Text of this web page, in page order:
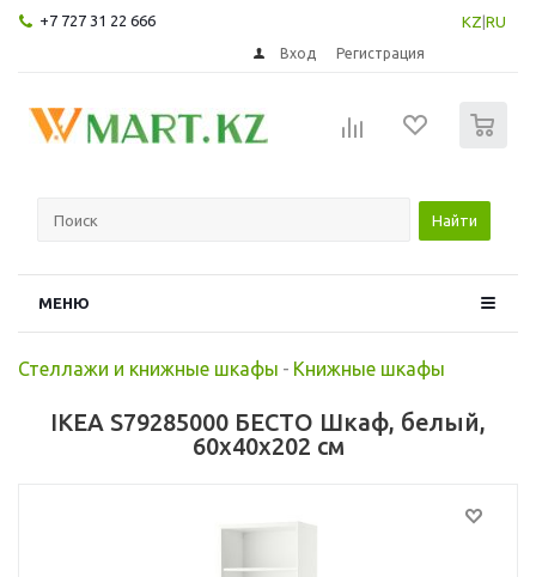
+7 727 31 22 666 KZ RU
Вход Регистрация
Найти
МЕНЮ
Стеллажи и книжные шкафы - Книжные шкафы
IKEA S79285000 БЕСТО Шкаф, белый,
60x40x202 см